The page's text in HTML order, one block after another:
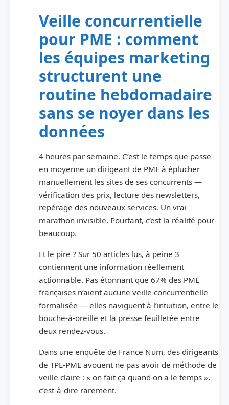
Veille concurrentielle
pour PME : comment
les équipes marketing
structurent une
routine hebdomadaire
sans se noyer dans les
données
4 heures par semaine. C’est le temps que passe
en moyenne un dirigeant de PME à éplucher
manuellement les sites de ses concurrents —
vérification des prix, lecture des newsletters,
repérage des nouveaux services. Un vrai
marathon invisible. Pourtant, c’est la réalité pour
beaucoup.
Et le pire ? Sur 50 articles lus, à peine 3
contiennent une information réellement
actionnable. Pas étonnant que 67% des PME
françaises n’aient aucune veille concurrentielle
formalisée — elles naviguent à l’intuition, entre le
bouche-à-oreille et la presse feuilletée entre
deux rendez-vous.
Dans une enquête de France Num, des dirigeants
de TPE-PME avouent ne pas avoir de méthode de
veille claire : « on fait ça quand on a le temps »,
c’est-à-dire rarement.